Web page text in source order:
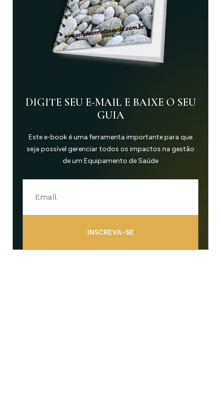
DIGITE SEU E-MAIL E BAIXE O SEU
GUIA
Este e-book é uma ferramenta importante para que
seja possível gerenciar todos os impactos na gestão
de um Equipamento de Saúde
INSCREVA-SE